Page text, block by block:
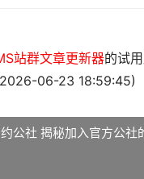
站群文章更新器的试
06-23 18:59:45)
公社 揭秘加入官方公社